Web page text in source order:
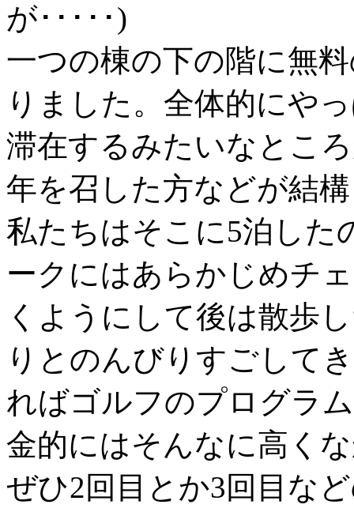
が･････)
一つの棟の下の階に無
りました。全体的にや
滞在するみたいなとこ
年を召した方などが結
私たちはそこに5泊した
ークにはあらかじめチ
くようにして後は散歩
りとのんびりすごして
ればゴルフのプログラ
金的にはそんなに高く
ぜひ2回目とか3回目な